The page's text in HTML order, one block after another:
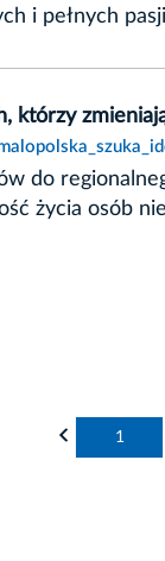
i pełnych
którzy
do
życia osób
1